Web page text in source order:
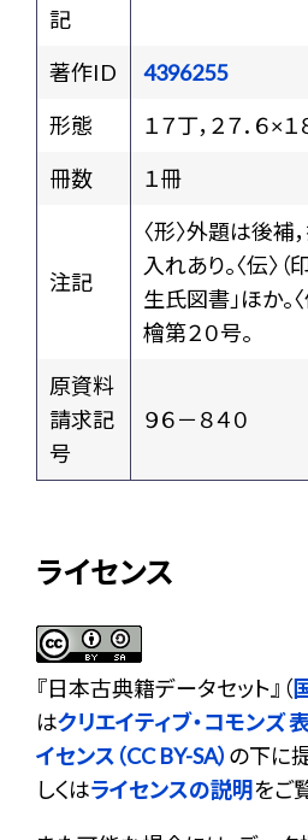
記
著作ID
4396255
形態
１７丁，２７．６×１
冊数
１冊
注記
〈形〉外題は後補
入れあり。〈伝〉（
生氏図書」ほか。
檜第２０号。
原資料
請求記
号
９６－８４０
ライセンス
『日本古典籍データセット 』（
はクリエイティブ・コモンズ
イセンス（CC BY-SA） の下に
しくはライセンスの説明をご